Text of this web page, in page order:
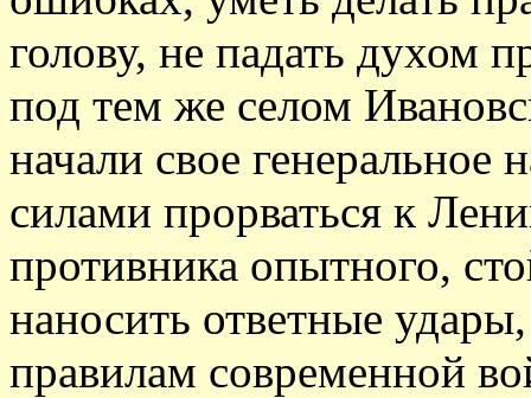
голову, не падать духом
под тем же селом
начали свое генеральное
силами прорваться к
противника опытного,
наносить ответные
правилам современной